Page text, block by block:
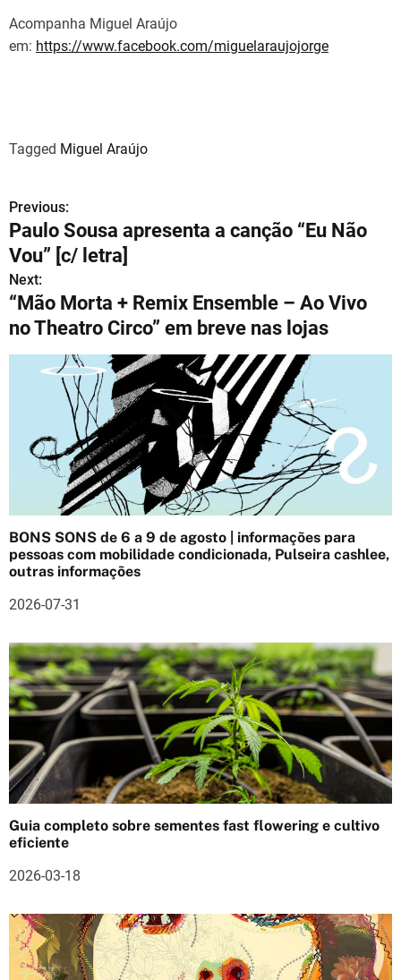
Acompanha Miguel Araújo
em: https://www.facebook.com/miguelaraujojorge
Tagged Miguel Araújo
N
a
v
e
g
d
e
t
i
g
o
s
Previous:
Paulo Sousa apresenta a canção “Eu Não
Vou” [c/ letra]
Next:
“Mão Morta + Remix Ensemble – Ao Vivo
no Theatro Circo” em breve nas lojas
BONS SONS de 6 a 9 de agosto | informações para
pessoas com mobilidade condicionada, Pulseira cashlee,
outras informações
2026-07-31
Guia completo sobre sementes fast flowering e cultivo
eficiente
2026-03-18